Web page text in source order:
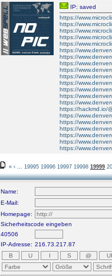
IP: saved
https://
https://
https://
https://
https://
https://
https://
https://
https://
https://
https://
https://
https://
https://
https://hackmd.io/
https://
https://
https://
https://
https://
https://
« ‹ 19995 19996 19997 19998 19999
Name:
E-Mail:
Homepage:
Sicherheitscode eingeben
40506
IP-Adresse: 216.73.217.87